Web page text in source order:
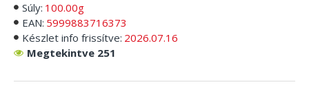
Súly: 100.00g
EAN: 5999883716373
Készlet info frissítve: 2026.07.16
Megtekintve 251